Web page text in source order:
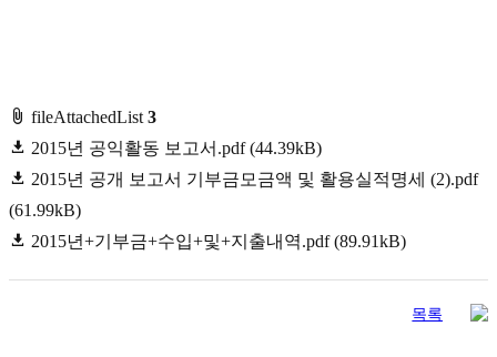
fileAttachedList 3
2015년 공익활동 보고서.pdf (44.39kB)
2015년 공개 보고서 기부금모금액 및 활용실적명세 (2).pdf
(61.99kB)
2015년+기부금+수입+및+지출내역.pdf (89.91kB)
목록